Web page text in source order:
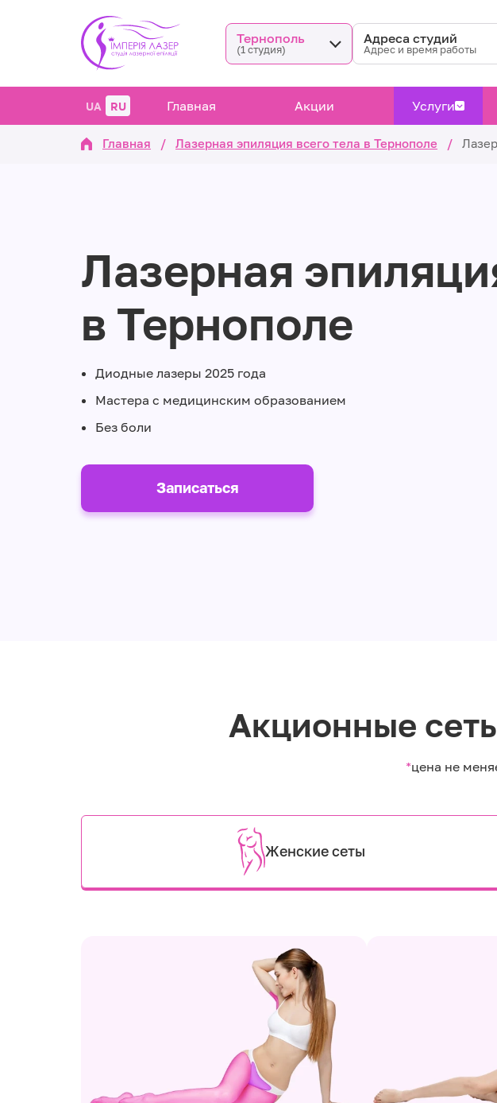
Тернополь
(1 студия)
Адреса студий
Адрес и время работы
UA RU Главная Акции Услуги
Главная / Лазерная эпиляция всего тела в Тернополе /
Лазерная
в Тернополе
Диодные лазеры 2025 года
Мастера с медицинским образованием
Без боли
Записаться
Акционные
*цена не
Женские сеты